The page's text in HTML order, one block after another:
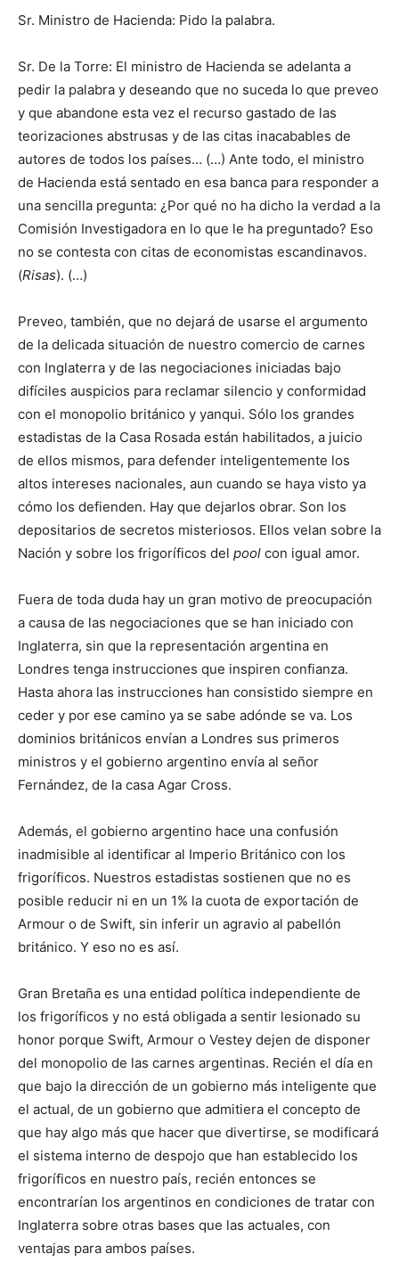
Sr. Ministro de Hacienda: Pido la palabra.
Sr. De la Torre: El ministro de Hacienda se adelanta a
pedir la palabra y deseando que no suceda lo que preveo
y que abandone esta vez el recurso gastado de las
teorizaciones abstrusas y de las citas inacabables de
autores de todos los países… (…) Ante todo, el ministro
de Hacienda está sentado en esa banca para responder a
una sencilla pregunta: ¿Por qué no ha dicho la verdad a la
Comisión Investigadora en lo que le ha preguntado? Eso
no se contesta con citas de economistas escandinavos.
(Risas). (…)
Preveo, también, que no dejará de usarse el argumento
de la delicada situación de nuestro comercio de carnes
con Inglaterra y de las negociaciones iniciadas bajo
difíciles auspicios para reclamar silencio y conformidad
con el monopolio británico y yanqui. Sólo los grandes
estadistas de la Casa Rosada están habilitados, a juicio
de ellos mismos, para defender inteligentemente los
altos intereses nacionales, aun cuando se haya visto ya
cómo los defienden. Hay que dejarlos obrar. Son los
depositarios de secretos misteriosos. Ellos velan sobre la
Nación y sobre los frigoríficos del pool con igual amor.
Fuera de toda duda hay un gran motivo de preocupación
a causa de las negociaciones que se han iniciado con
Inglaterra, sin que la representación argentina en
Londres tenga instrucciones que inspiren confianza.
Hasta ahora las instrucciones han consistido siempre en
ceder y por ese camino ya se sabe adónde se va. Los
dominios británicos envían a Londres sus primeros
ministros y el gobierno argentino envía al señor
Fernández, de la casa Agar Cross.
Además, el gobierno argentino hace una confusión
inadmisible al identificar al Imperio Británico con los
frigoríficos. Nuestros estadistas sostienen que no es
posible reducir ni en un 1% la cuota de exportación de
Armour o de Swift, sin inferir un agravio al pabellón
británico. Y eso no es así.
Gran Bretaña es una entidad política independiente de
los frigoríficos y no está obligada a sentir lesionado su
honor porque Swift, Armour o Vestey dejen de disponer
del monopolio de las carnes argentinas. Recién el día en
que bajo la dirección de un gobierno más inteligente que
el actual, de un gobierno que admitiera el concepto de
que hay algo más que hacer que divertirse, se modificará
el sistema interno de despojo que han establecido los
frigoríficos en nuestro país, recién entonces se
encontrarían los argentinos en condiciones de tratar con
Inglaterra sobre otras bases que las actuales, con
ventajas para ambos países.